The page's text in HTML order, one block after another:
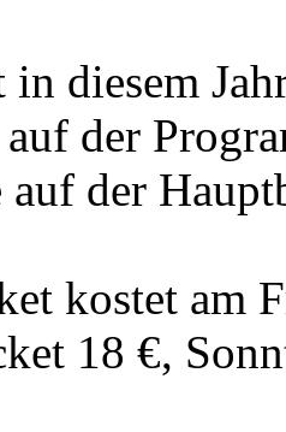
in diesem
der
auf der
kostet am
18 €,